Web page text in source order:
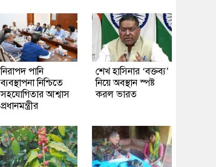
নিরাপদ পানি
ব্যবস্থাপনা নিশ্চিতে
সহযোগিতার আশ্বাস
প্রধানমন্ত্রীর
শেখ হাসিনার ‘বক্তব্য’
নিয়ে অবস্থান স্পষ্ট
করল ভারত